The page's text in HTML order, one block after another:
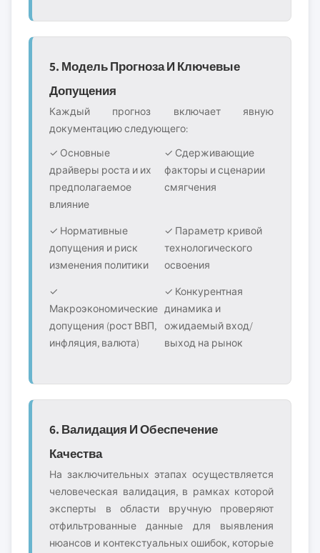
5. Модель Прогноза И Ключевые
Допущения
Каждый прогноз включает явную
документацию следующего:
✓ Основные
драйверы роста и их
предполагаемое
влияние
✓ Сдерживающие
факторы и сценарии
смягчения
✓ Нормативные
допущения и риск
изменения политики
✓ Параметр кривой
технологического
освоения
✓
Макроэкономические
допущения (рост ВВП,
инфляция, валюта)
✓ Конкурентная
динамика и
ожидаемый вход/
выход на рынок
6. Валидация И Обеспечение
Качества
На заключительных этапах осуществляется
человеческая валидация, в рамках которой
эксперты в области вручную проверяют
отфильтрованные данные для выявления
нюансов и контекстуальных ошибок, которые